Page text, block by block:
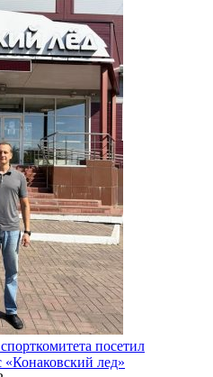
посетил
лед»